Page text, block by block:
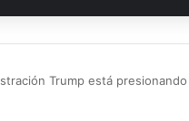
Trump está